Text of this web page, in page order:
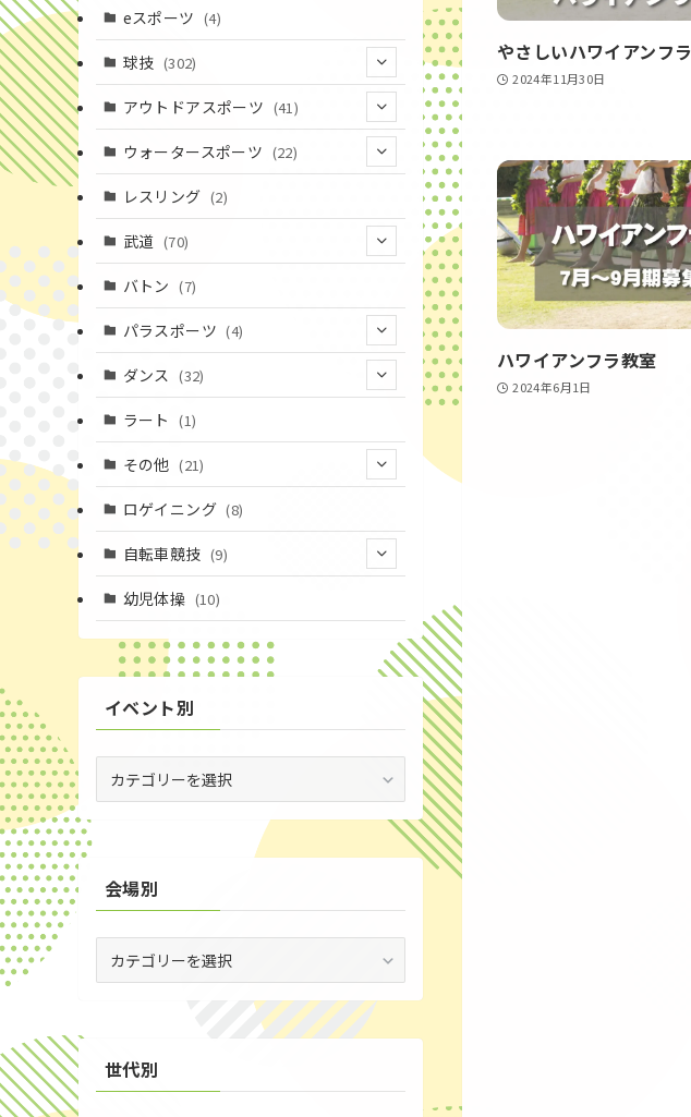
やさしいハワイアンフラ
2024年11月30日
ハワイアンフラ教室
2024年6月1日
(16)
(37)
(18)
(43)
(52)
(3)
eスポーツ (4)
球技 (302)
(20)
(19)
(16)
(12)
(19)
(12)
(3)
(14)
(4)
(20)
(6)
(72)
(20)
(5)
アウトドアスポーツ (41)
(4)
(8)
ウォータースポーツ (22)
(7)
(15)
(1)
レスリング (2)
武道 (70)
(1)
(23)
(9)
(16)
(7)
バトン (7)
パラスポーツ (4)
ダンス (32)
(3)
(2)
ラート (1)
その他 (21)
(4)
(1)
ロゲイニング (8)
自転車競技 (9)
幼児体操 (10)
イベント別
会場別
世代別